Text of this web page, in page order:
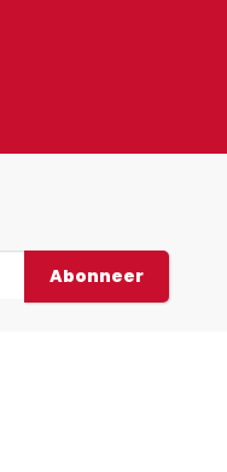
Abonneer